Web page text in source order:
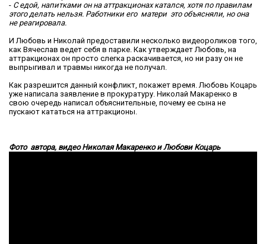
- С едой, напитками он на аттракционах катался, хотя по правилам
этого делать нельзя. Работники его матери это объясняли, но она
не реагировала.
И Любовь и Николай предоставили несколько видеороликов того,
как Вячеслав ведет себя в парке. Как утверждает Любовь, на
аттракционах он просто слегка раскачивается, но ни разу он не
выпрыгивал и травмы никогда не получал.
Как разрешится данный конфликт, покажет время. Любовь Коцарь
уже написала заявление в прокуратуру. Николай Макаренко в
свою очередь написал объяснительные, почему ее сына не
пускают кататься на аттракционы.
Фото автора, видео Николая Макаренко и Любови Коцарь